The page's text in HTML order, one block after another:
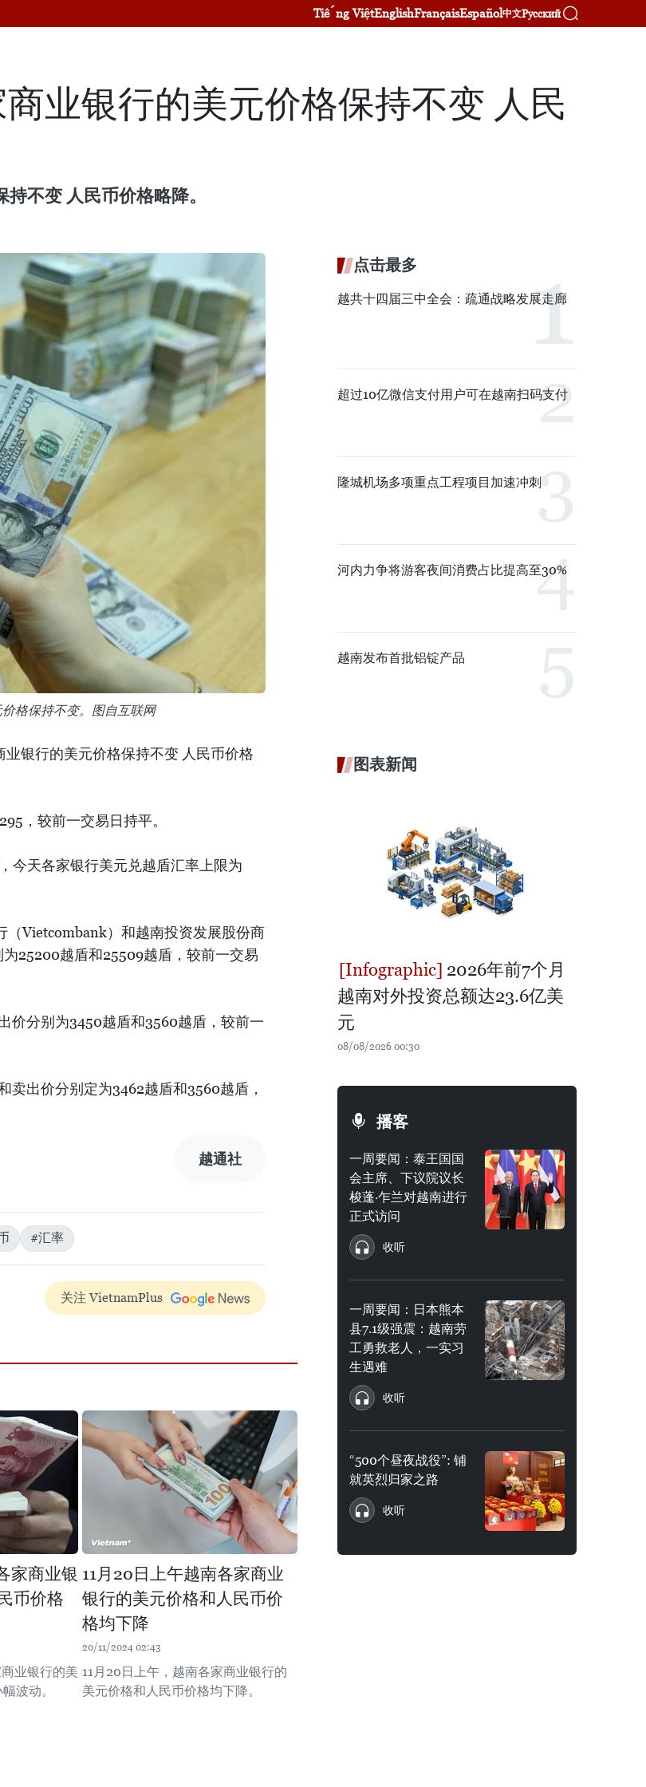
Tiếng ViệtEnglishFrançaisEspañol中文Русский
业银行的美元价格保持不变 人民
不变 人民币价格略降。
格保持不变。图自互联网
银行的美元价格保持不变 人民币价格
，较前一交易日持平。
今天各家银行美元兑越盾汇率上限为
Vietcombank）和越南投资发展股份商
25200越盾和25509越盾，较前一交易
价分别为3450越盾和3560越盾，较前一
卖出价分别定为3462越盾和3560越盾，
越通社
#汇率
关注 VietnamPlus
家商业银
币价格
业银行的美
波动。
11月20日上午越南各家商业
银行的美元价格和人民币价
格均下降
20/11/2024 02:43
11月20日上午，越南各家商业银行的
美元价格和人民币价格均下降。
点击最多
越共十四届三中全会：疏通战略发展走廊
超过10亿微信支付用户可在越南扫码支付
隆城机场多项重点工程项目加速冲刺
河内力争将游客夜间消费占比提高至30%
越南发布首批铝锭产品
图表新闻
2026年前7个月
越南对外投资总额达23.6亿美
元
08/08/2026 00:30
播客
一周要闻：泰王国国
会主席、下议院议长
梭蓬·乍兰对越南进行
正式访问
收听
一周要闻：日本熊本
县7.1级强震：越南劳
工勇救老人，一实习
生遇难
收听
“500个昼夜战役”: 铺
就英烈归家之路
收听